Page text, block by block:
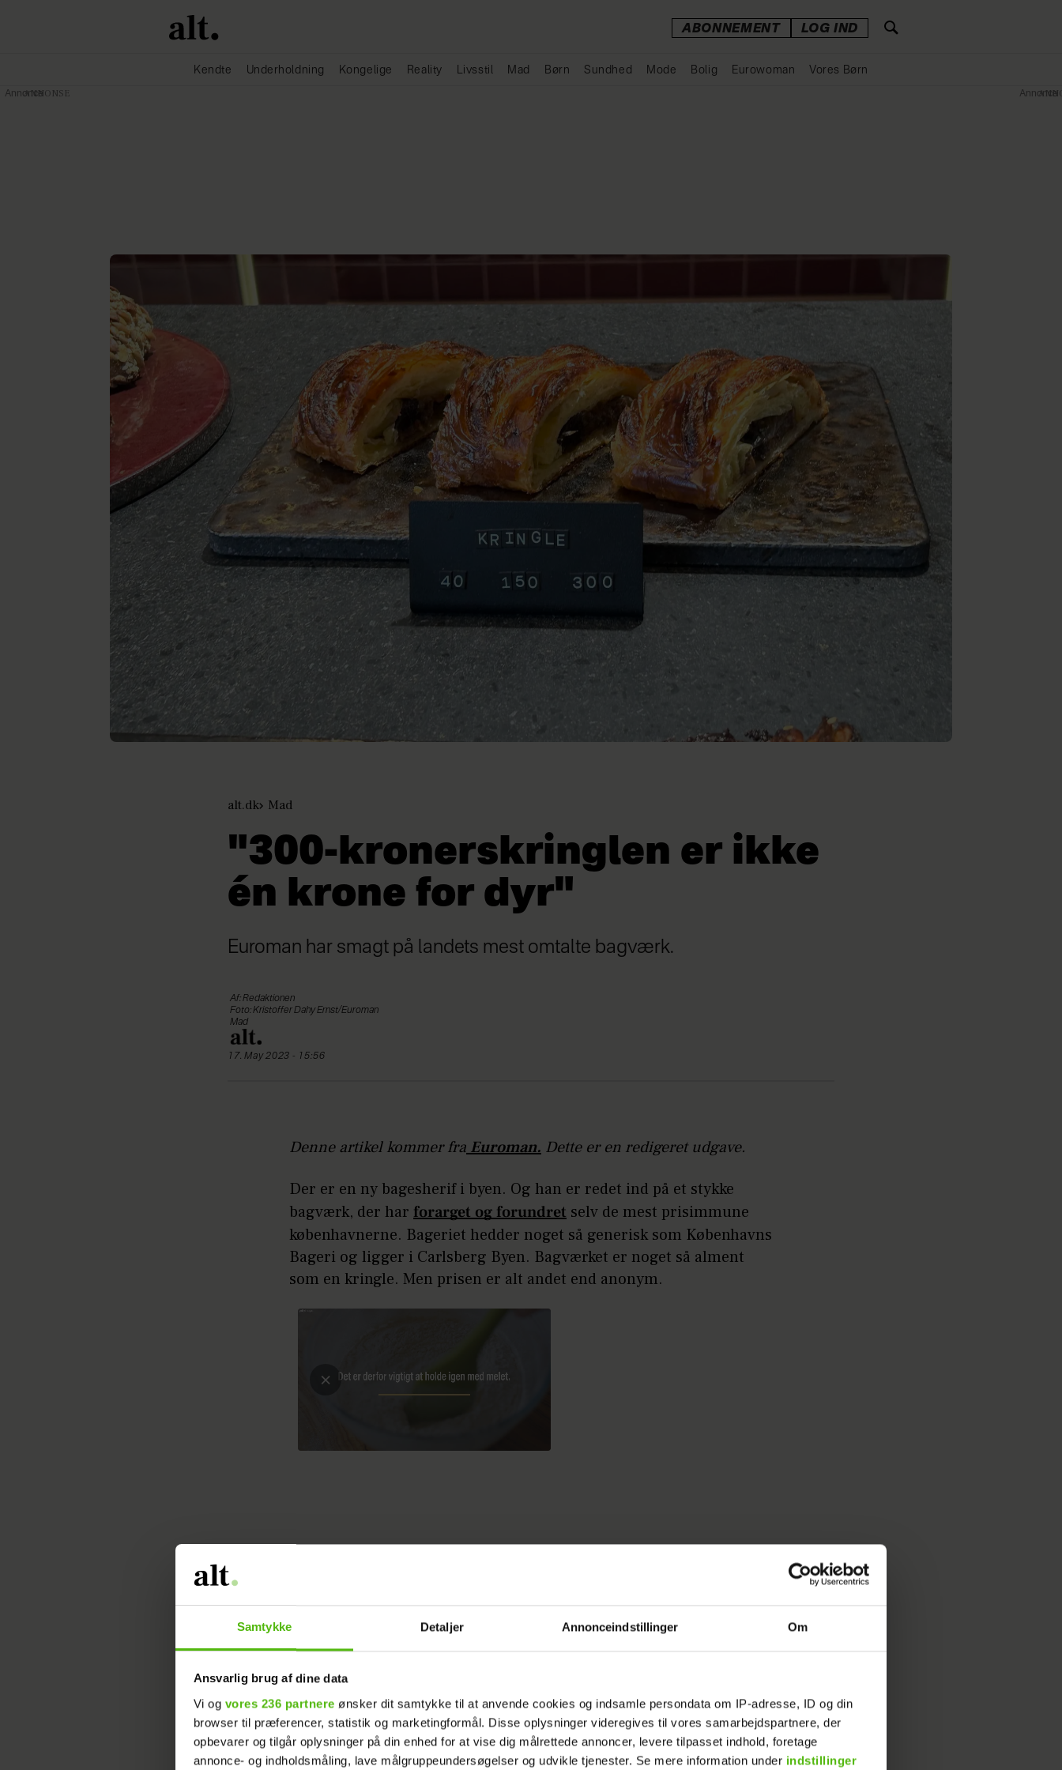
Samtykke Detaljer Annonceindstillinger Om
Ansvarlig brug af dine data
Vi og vores 236 partnere ønsker dit samtykke til at anvende cookies og indsamle persondata om IP-adresse, ID og din
browser til præferencer, statistik og marketingformål. Disse oplysninger videregives til vores samarbejdspartnere, der
opbevarer og tilgår oplysninger på din enhed for at vise dig målrettede annoncer, levere tilpasset indhold, foretage
annonce- og indholdsmåling, lave målgruppeundersøgelser og udvikle tjenester. Se mere information under indstillinger
ABONNEMENT LOG IND
Kendte Underholdning Kongelige Reality Livsstil Mad Børn Sundhed Mode Bolig Eurowoman Vores Børn
alt.dk Mad
"300-kronerskringlen er ikke
én krone for dyr"
Euroman har smagt på landets mest omtalte bagværk.
Af: Redaktionen
Foto: Kristoffer Dahy Ernst/Euroman
Mad
17. May 2023 - 15:56
Denne artikel kommer fra Euroman. Dette er en redigeret udgave.
Der er en ny bagesherif i byen. Og han er redet ind på et stykke
bagværk, der har forarget og forundret selv de mest prisimmune
københavnerne. Bageriet hedder noget så generisk som Københavns
Bageri og ligger i Carlsberg Byen. Bagværket er noget så alment
som en kringle. Men prisen er alt andet end anonym.
Vil du servere en hel kringle fra Københavns Bageri til dine gæster,
skal du af med ikke mindre end 300 kroner. Dermed placerer
kringlen sig i den prismæssige top af bagværk, du kan investere i
hos Københavns efterhånden utallige bagerier, der vil andet og
mere end bare at lave frøsnappere og direktørsnegle.
Men er den så det værd? Vi har besøgt de hellige, nybyggede haller
på Flaskehalsvej i Carlsberg Byen for at få fingre i kringlen, som alle
Annonce Annonce